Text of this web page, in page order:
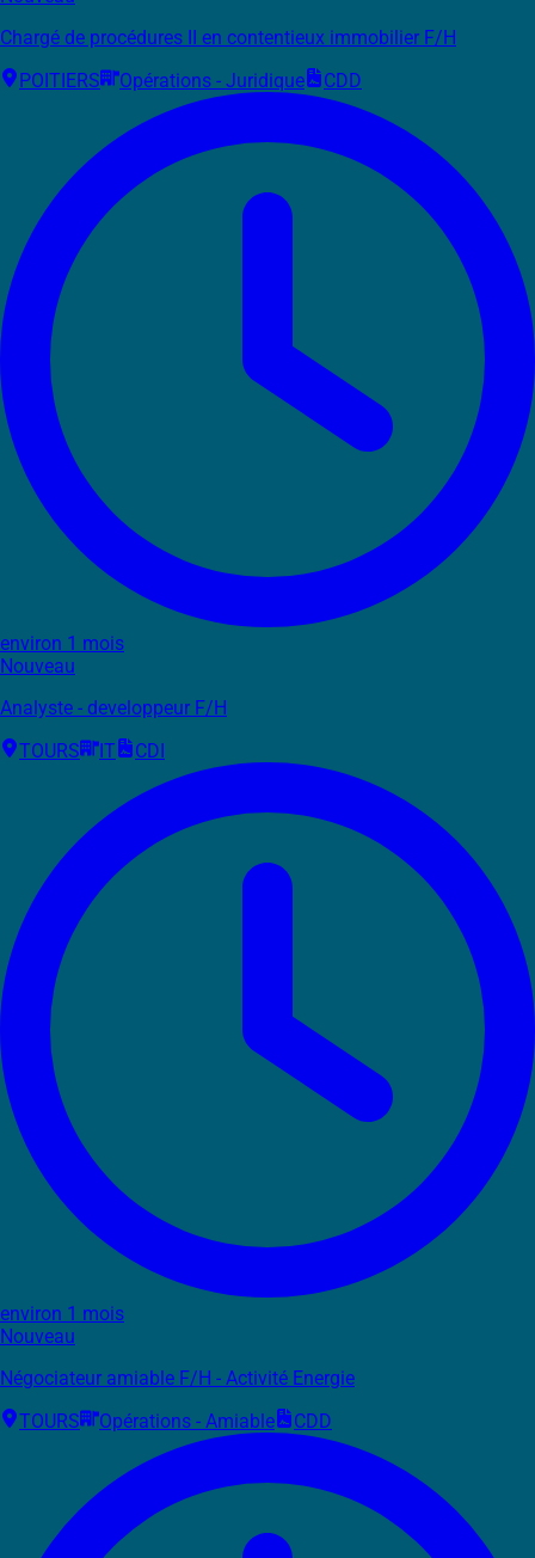
Chargé de procédures II en contentieux immobilier F/H
POITIERS
Opérations - Juridique CDD
environ 1 mois
Nouveau
Analyste - developpeur F/H
TOURS
IT CDI
environ 1 mois
Nouveau
Négociateur amiable F/H - Activité Energie
TOURS
Opérations - Amiable CDD